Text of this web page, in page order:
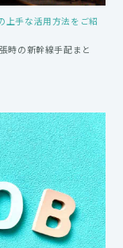
上手な活用方法をご紹
時の新幹線手配まと